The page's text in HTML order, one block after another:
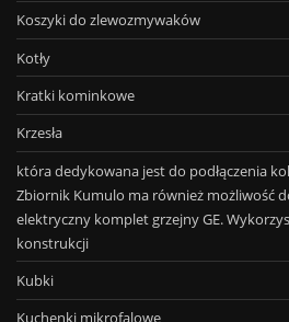
Koszyki do zlewozmywaków
Kotły
Kratki kominkowe
Krzesła
która dedykowana jest do podłączenia
Zbiornik Kumulo ma również możliwość
elektryczny komplet grzejny GE.
konstrukcji
Kubki